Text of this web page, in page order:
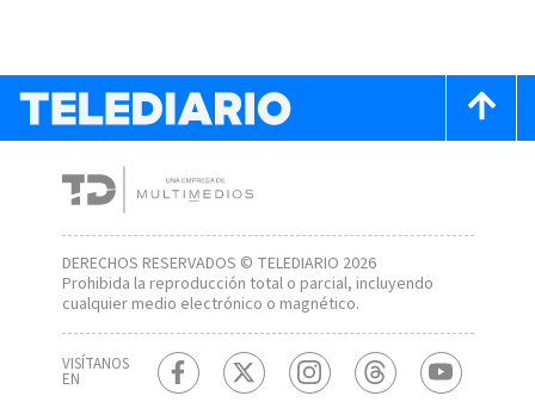
DERECHOS RESERVADOS © TELEDIARIO 2026
Prohibida la reproducción total o parcial, incluyendo
cualquier medio electrónico o magnético.
VISÍTANOS
EN